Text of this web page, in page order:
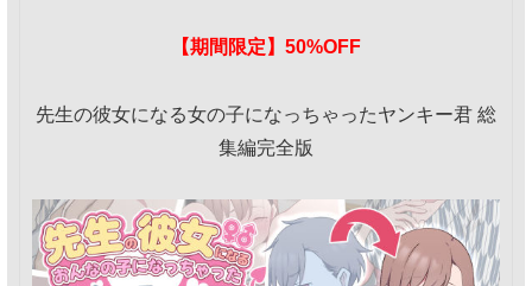
【期間限定】50%OFF
先生の彼女になる女の子になっちゃったヤンキー君 総
集編完全版